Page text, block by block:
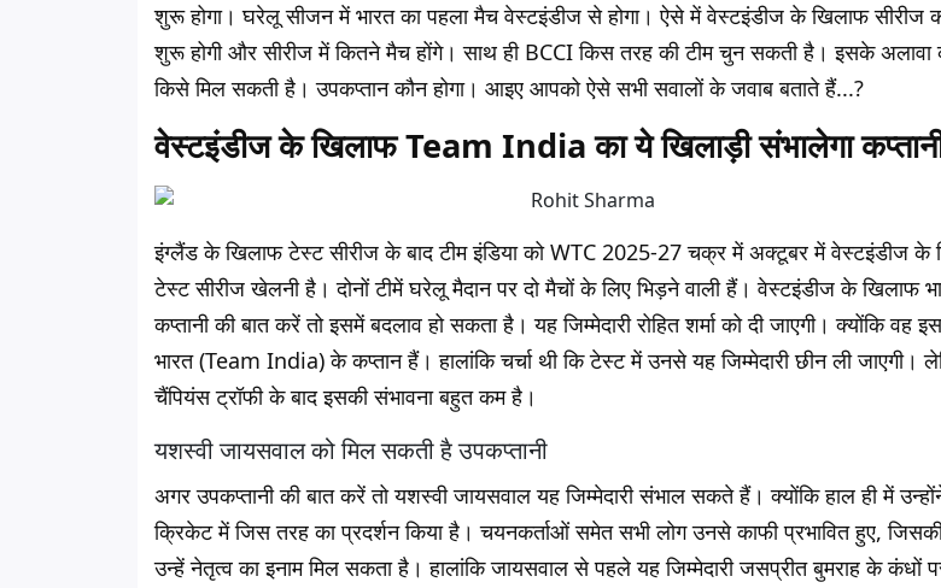
शुरू होगा। घरेलू सीजन में भारत का पहला मैच वेस्टइंडीज से होगा। ऐसे में वेस्टइंडीज के खिलाफ सीरीज
शुरू होगी और सीरीज में कितने मैच होंगे। साथ ही BCCI किस तरह की टीम चुन सकती है। इसके अलावा
किसे मिल सकती है। उपकप्तान कौन होगा। आइए आपको ऐसे सभी सवालों के जवाब बताते हैं...?
वेस्टइंडीज के खिलाफ Team India का ये खिलाड़ी संभालेगा
इंग्लैंड के खिलाफ टेस्ट सीरीज के बाद टीम इंडिया को WTC 2025-27 चक्र में अक्टूबर में वेस्टइंडीज के
टेस्ट सीरीज खेलनी है। दोनों टीमें घरेलू मैदान पर दो मैचों के लिए भिड़ने वाली हैं। वेस्टइंडीज के खिलाफ
कप्तानी की बात करें तो इसमें बदलाव हो सकता है। यह जिम्मेदारी रोहित शर्मा को दी जाएगी। क्योंकि वह
भारत (Team India) के कप्तान हैं। हालांकि चर्चा थी कि टेस्ट में उनसे यह जिम्मेदारी छीन ली जाएगी।
चैंपियंस ट्रॉफी के बाद इसकी संभावना बहुत कम है।
यशस्वी जायसवाल को मिल सकती है उपकप्तानी
अगर उपकप्तानी की बात करें तो यशस्वी जायसवाल यह जिम्मेदारी संभाल सकते हैं। क्योंकि हाल ही में
क्रिकेट में जिस तरह का प्रदर्शन किया है। चयनकर्ताओं समेत सभी लोग उनसे काफी प्रभावित हुए,
उन्हें नेतृत्व का इनाम मिल सकता है। हालांकि जायसवाल से पहले यह जिम्मेदारी जसप्रीत बुमराह के कंधों